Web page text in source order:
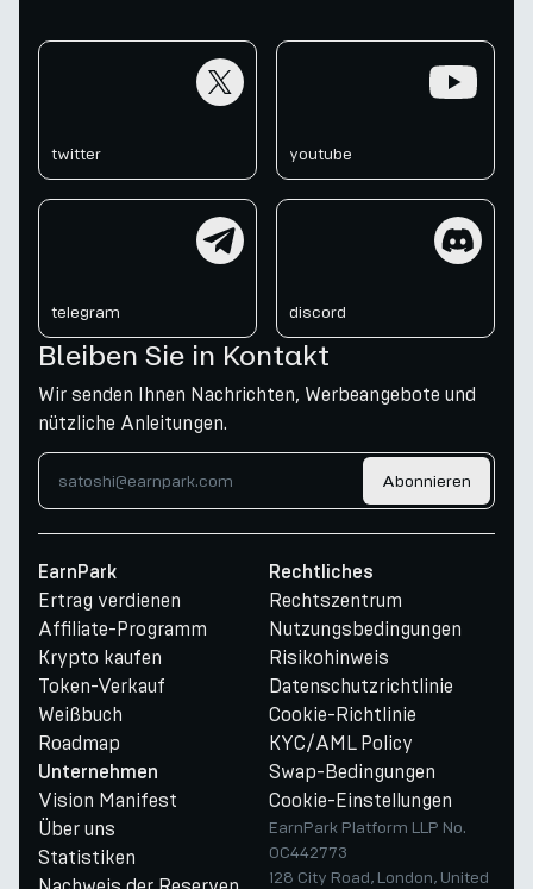
twitter youtube
telegram discord
Bleiben Sie in Kontakt
Wir senden Ihnen Nachrichten, Werbeangebote und
nützliche Anleitungen.
Abonnieren
EarnPark
Ertrag verdienen
Affiliate-Programm
Krypto kaufen
Token-Verkauf
Weißbuch
Roadmap
Unternehmen
Vision Manifest
Über uns
Statistiken
Rechtliches
Rechtszentrum
Nutzungsbedingungen
Risikohinweis
Datenschutzrichtlinie
Cookie-Richtlinie
KYC/AML Policy
Swap-Bedingungen
Cookie-Einstellungen
EarnPark Platform LLP No.
OC442773
128 City Road, London, United